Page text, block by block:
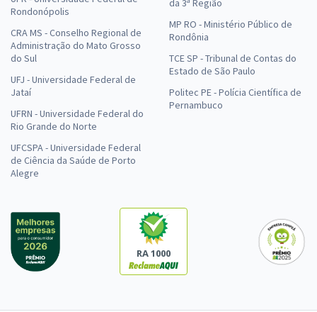
Rondonópolis
CRA MS - Conselho Regional de
Administração do Mato Grosso
do Sul
UFJ - Universidade Federal de
Jataí
UFRN - Universidade Federal do
Rio Grande do Norte
UFCSPA - Universidade Federal
de Ciência da Saúde de Porto
Alegre
da 3ª Região
MP RO - Ministério Público de
Rondônia
TCE SP - Tribunal de Contas do
Estado de São Paulo
Politec PE - Polícia Científica de
Pernambuco
RA 1000